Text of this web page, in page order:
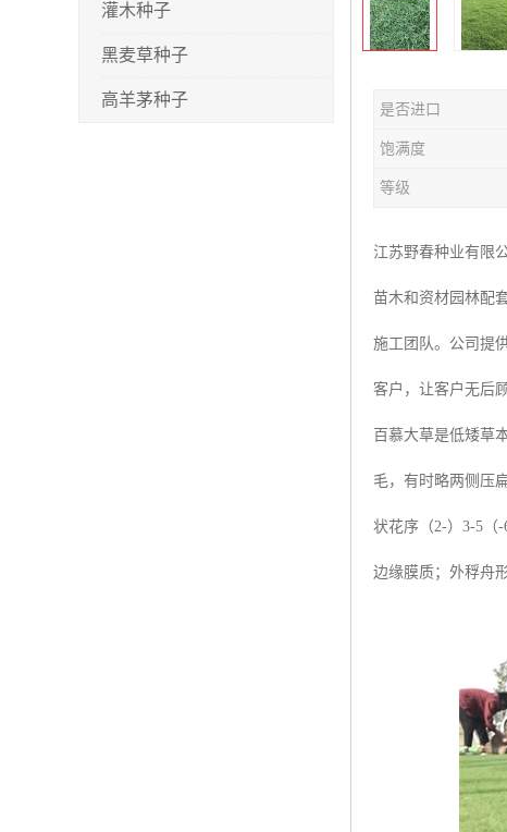
灌木种子
黑麦草种子
高羊茅种子
是否进口
饱满度
等级
江苏野春种业有限
苗木和资材园林配
施工团队。公司提
客户，让客户无后
百慕大草是低矮草
毛，有时略两侧压
状花序（2-）3-5（
边缘膜质；外稃舟